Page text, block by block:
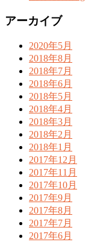
アーカイブ
2020年5月
2018年8月
2018年7月
2018年6月
2018年5月
2018年4月
2018年3月
2018年2月
2018年1月
2017年12月
2017年11月
2017年10月
2017年9月
2017年8月
2017年7月
2017年6月